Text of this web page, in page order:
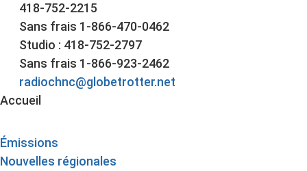
418-752-2215
Sans frais 1-866-470-0462
Studio : 418-752-2797
Sans frais 1-866-923-2462
radiochnc@globetrotter.net
Accueil
Émissions
Nouvelles régionales